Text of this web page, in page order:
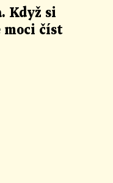
Když si
moci číst